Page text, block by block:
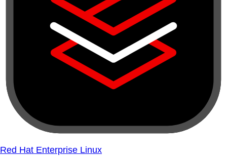
Red Hat Enterprise Linux